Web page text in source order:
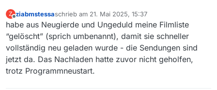
Z
Offline
ziabmstessaschrieb am 21. Mai 2025, 15:37
zuletzt editiert von
habe aus Neugierde und Ungeduld meine Filmliste
“gelöscht” (sprich umbenannt), damit sie schneller
vollständig neu geladen wurde - die Sendungen sind
jetzt da. Das Nachladen hatte zuvor nicht geholfen,
trotz Programmneustart.